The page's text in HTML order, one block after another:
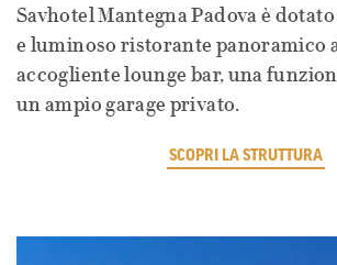
Savhotel Mantegna Padova è
e luminoso ristorante panoramico
accogliente lounge bar, una
un ampio garage privato.
SCOPRI LA STRUTTURA